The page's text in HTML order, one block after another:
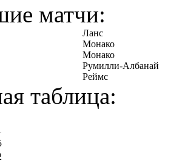
матчи:
Ланс
Монако
Монако
Румилли-Албанай
Реймс
таблица: